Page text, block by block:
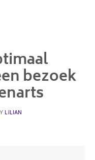
bezoek
LILIAN